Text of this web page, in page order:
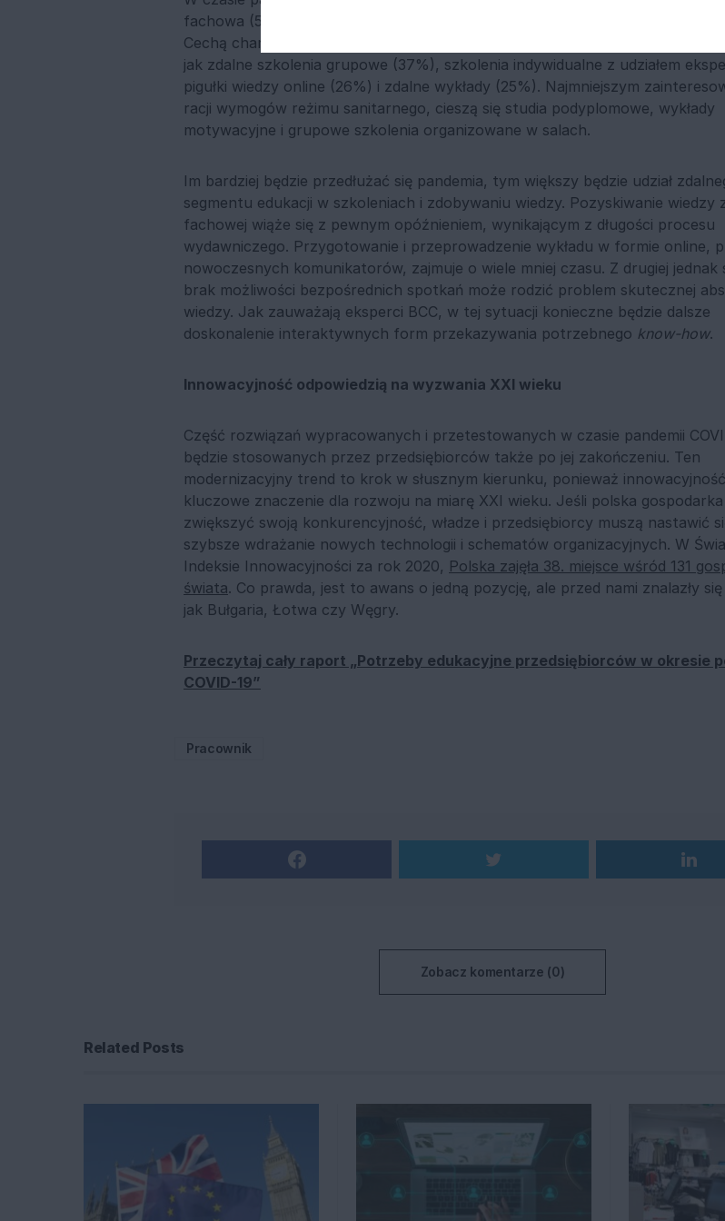
fachowa (52%), ale nastąpił zauważalny wzrost zdalnych sposobów jej
Cechą charakterystyczną obecnego kryzysu stała się popularność metod
jak zdalne szkolenia grupowe (37%), szkolenia indywidualne z udziałem
pigułki wiedzy online (26%) i zdalne wykłady (25%). Najmniejszym
racji wymogów reżimu sanitarnego, cieszą się studia podyplomowe, wykłady
motywacyjne i grupowe szkolenia organizowane w salach.
Im bardziej będzie przedłużać się pandemia, tym większy będzie udział
segmentu edukacji w szkoleniach i zdobywaniu wiedzy. Pozyskiwanie wiedzy
fachowej wiąże się z pewnym opóźnieniem, wynikającym z długości procesu
wydawniczego. Przygotowanie i przeprowadzenie wykładu w formie online,
nowoczesnych komunikatorów, zajmuje o wiele mniej czasu. Z drugiej jednak
brak możliwości bezpośrednich spotkań może rodzić problem skutecznej
wiedzy. Jak zauważają eksperci BCC, w tej sytuacji konieczne będzie dalsze
doskonalenie interaktywnych form przekazywania potrzebnego know-how.
Innowacyjność odpowiedzią na wyzwania XXI wieku
Część rozwiązań wypracowanych i przetestowanych w czasie pandemii
będzie stosowanych przez przedsiębiorców także po jej zakończeniu. Ten
modernizacyjny trend to krok w słusznym kierunku, ponieważ
kluczowe znaczenie dla rozwoju na miarę XXI wieku. Jeśli polska
zwiększyć swoją konkurencyjność, władze i przedsiębiorcy muszą nastawić
szybsze wdrażanie nowych technologii i schematów organizacyjnych. W
Indeksie Innowacyjności za rok 2020, Polska zajęła 38. miejsce wśród 131
świata. Co prawda, jest to awans o jedną pozycję, ale przed nami znalazły
jak Bułgaria, Łotwa czy Węgry.
Przeczytaj cały raport „Potrzeby edukacyjne przedsiębiorców w okresie
COVID-19”
Pracownik
Zobacz komentarze (0)
Related Posts